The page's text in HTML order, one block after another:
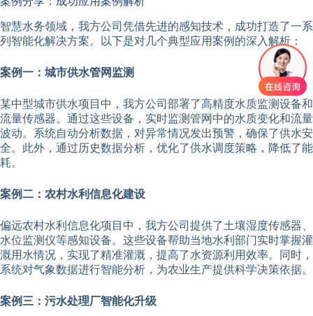
智慧水务领域，我方公司凭借先进的感知技术，成功打造了一系
列智能化解决方案。以下是对几个典型应用案例的深入解析：
案例一：城市供水管网监测
某中型城市供水项目中，我方公司部署了高精度水质监测设备和
流量传感器。通过这些设备，实时监测管网中的水质变化和流量
波动。系统自动分析数据，对异常情况发出预警，确保了供水安
全。此外，通过历史数据分析，优化了供水调度策略，降低了能
耗。
案例二：农村水利信息化建设
偏远农村水利信息化项目中，我方公司提供了土壤湿度传感器、
水位监测仪等感知设备。这些设备帮助当地水利部门实时掌握灌
溉用水情况，实现了精准灌溉，提高了水资源利用效率。同时，
系统对气象数据进行智能分析，为农业生产提供科学决策依据。
案例三：污水处理厂智能化升级